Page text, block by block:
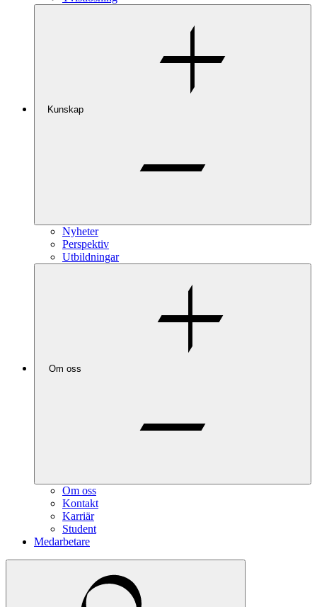
Kunskap
Nyheter
Perspektiv
Utbildningar
Om oss
Om oss
Kontakt
Karriär
Student
Medarbetare